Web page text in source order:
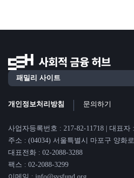
개인정보처리방침 | 문의하기
사업자등록번호 : 217-82-11718 | 대표자
주소 : (04034) 서울특별시 마포구 양화
대표전화 : 02-2088-3288
팩스 : 02-2088-3299